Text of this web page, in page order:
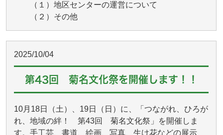
（１）地区センターの運営について
（２）その他
2025/10/04
第43回 菊名文化祭を開催します！！
10月18日（土）、19日（日）に、「つながれ、ひろが
れ、地域の絆！ 第43回 菊名文化祭」を開催しま
す。手工芸、書道、絵画、写真、生け花などの展示